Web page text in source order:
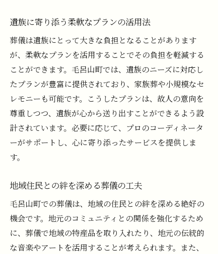
遺族に寄り添う柔軟なプランの活用法
葬儀は遺族にとって大きな負担となることがあります
が、柔軟なプランを活用することでその負担を軽減する
ことができます。毛呂山町では、遺族のニーズに対応し
たプランが豊富に提供されており、家族葬や小規模なセ
レモニーも可能です。こうしたプランは、故人の意向を
尊重しつつ、遺族が心から送り出すことができるよう設
計されています。必要に応じて、プロのコーディネータ
ーがサポートし、心に寄り添ったサービスを提供しま
す。
地域住民との絆を深める葬儀の工夫
毛呂山町での葬儀は、地域の住民との絆を深める絶好の
機会です。地元のコミュニティとの関係を強化するため
に、葬儀で地域の特産品を取り入れたり、地元の伝統的
な音楽やアートを活用することが考えられます。また、